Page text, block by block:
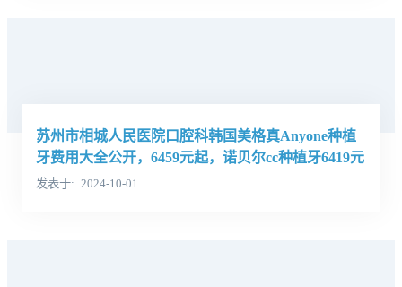
苏州市相城人民医院口腔科韩国美格真Anyone种植
牙费用大全公开，6459元起，诺贝尔cc种植牙6419元
起
发表于 2024-10-01